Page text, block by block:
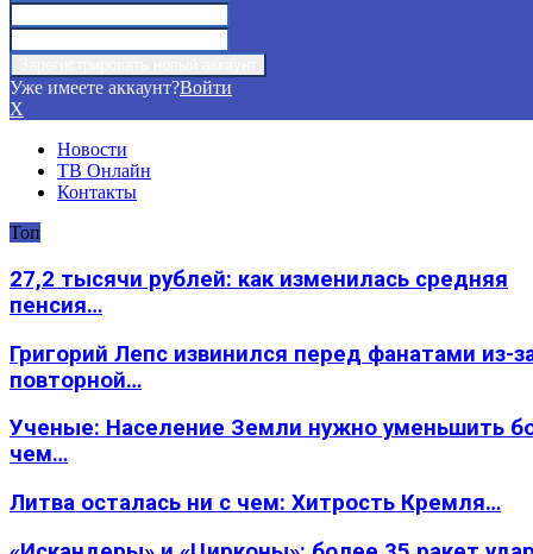
Уже имеете аккаунт?Войти
X
Новости
ТВ Онлайн
Контакты
Топ
27,2 тысячи рублей: как изменилась средняя
пенсия…
Григорий Лепс извинился перед фанатами из-
повторной…
Ученые: Население Земли нужно уменьшить
чем…
Литва осталась ни с чем: Хитрость Кремля…